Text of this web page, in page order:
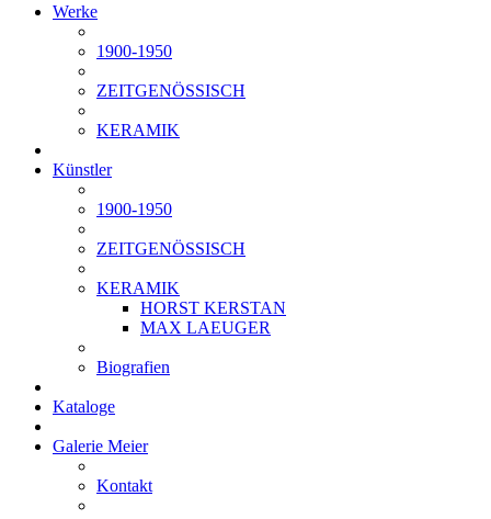
Werke
1900-1950
ZEITGENÖSSISCH
KERAMIK
Künstler
1900-1950
ZEITGENÖSSISCH
KERAMIK
HORST KERSTAN
MAX LAEUGER
Biografien
Kataloge
Galerie Meier
Kontakt